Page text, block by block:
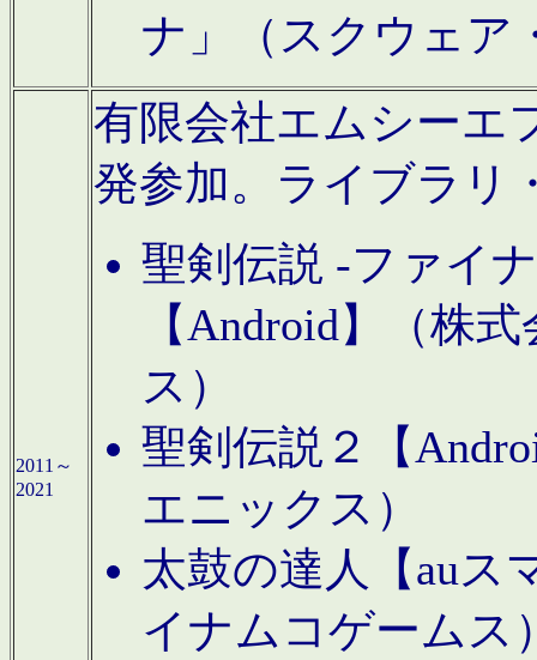
ナ」（スクウェア
2011～
2021
有限会社エムシーエ
発参加。ライブラリ
聖剣伝説 -ファイ
【Android】（株
ス）
聖剣伝説２【
エニックス）
太鼓の達人【auス
イナムコゲームス